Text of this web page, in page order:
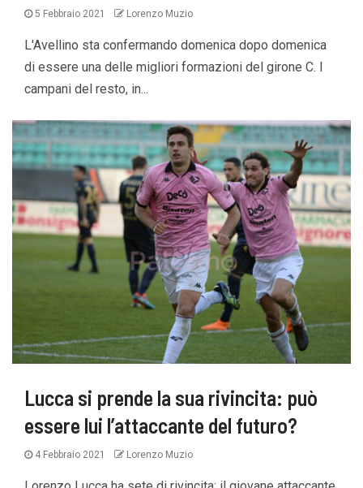
5 Febbraio 2021 Lorenzo Muzio
L'Avellino sta confermando domenica dopo domenica
di essere una delle migliori formazioni del girone C. I
campani del resto, in...
Lucca si prende la sua rivincita: può
essere lui l’attaccante del futuro?
4 Febbraio 2021 Lorenzo Muzio